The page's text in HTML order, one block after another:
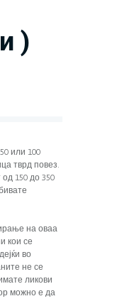
)
или 100
тврд повез.
150 до 350
на оваа
кои се
во
не се
ликови
можно е да